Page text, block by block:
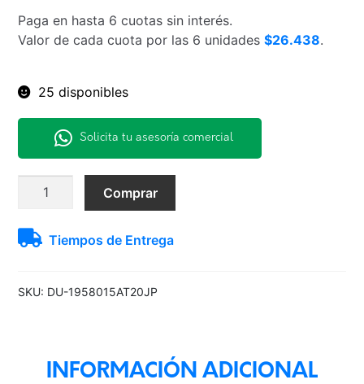
$317.250.
$158.625.
Paga en hasta 6 cuotas sin interés.
Valor de cada cuota por las 6 unidades$26.438.
25 disponibles
Solicita tu asesoría comercial
195/80R15
Dunlop
BLK
Comprar
Tiempos de Entrega
SKU: DU-1958015AT20JP
INFORMACIÓN ADICIONAL